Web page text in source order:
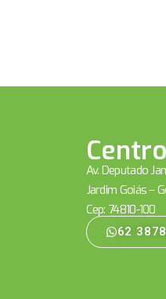
Av. Deputado
Jardim Goiás –
Cep: 74810-100
62